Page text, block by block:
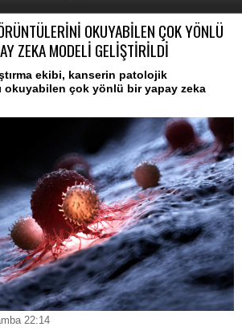
OKUYABİLEN ÇOK YÖNLÜ
ZEKA MODELİ GELİŞTİRİLDİ
ekibi, kanserin patolojik
okuyabilen çok yönlü bir yapay zeka
22:14